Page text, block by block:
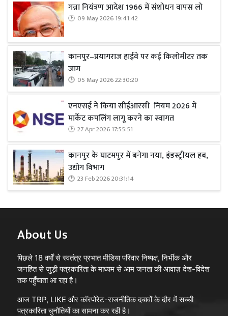
गन्ना नियंत्रण आदेश 1966 में संशोधन वापस लो
09 May 2026 19:41:42
कानपुर–प्रयागराज हाईवे पर कई किलोमीटर तक
जाम
05 May 2026 22:30:20
एनएसई ने किया सीईआरसी नियम 2026 में
मार्केट कपलिंग लागू करने का स्वागत
27 Apr 2026 17:55:51
कानपुर के घाटमपुर में बनेगा नया, इंडस्ट्रीयल हब,
उद्योग विभाग
23 Feb 2026 20:31:14
About Us
पिछले 18 वर्षों से स्वतंत्र प्रभात मीडिया परिवार निष्पक्ष, निर्भीक और
जनहित से जुड़ी पत्रकारिता के माध्यम से आम जनता की आवाज़ देश-विदेश
तक पहुँचाता आ रहा है।
आज TRP, LIKE और कॉरपोरेट-राजनीतिक दबावों के दौर में सच्ची
पत्रकारिता चुनौतियों का सामना कर रही है।